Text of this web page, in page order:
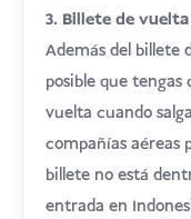
3. Billete de vuelta
Además del billete
posible que
vuelta cuando
compañías aéreas
billete no está
entrada en